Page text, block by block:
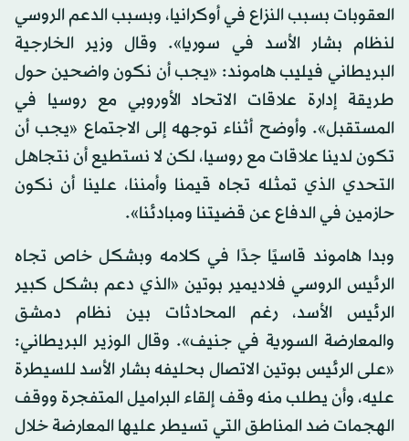
العقوبات بسبب النزاع في أوكرانيا، وبسبب الدعم الروسي
لنظام بشار الأسد في سوريا». وقال وزير الخارجية
البريطاني فيليب هاموند: «يجب أن نكون واضحين حول
طريقة إدارة علاقات الاتحاد الأوروبي مع روسيا في
المستقبل». وأوضح أثناء توجهه إلى الاجتماع «يجب أن
تكون لدينا علاقات مع روسيا، لكن لا نستطيع أن نتجاهل
التحدي الذي تمثله تجاه قيمنا وأمننا، علينا أن نكون
حازمين في الدفاع عن قضيتنا ومبادئنا».
وبدا هاموند قاسيًا جدًا في كلامه وبشكل خاص تجاه
الرئيس الروسي فلاديمير بوتين «الذي دعم بشكل كبير
الرئيس الأسد، رغم المحادثات بين نظام دمشق
والمعارضة السورية في جنيف». وقال الوزير البريطاني:
«على الرئيس بوتين الاتصال بحليفه بشار الأسد للسيطرة
عليه، وأن يطلب منه وقف إلقاء البراميل المتفجرة ووقف
الهجمات ضد المناطق التي تسيطر عليها المعارضة خلال